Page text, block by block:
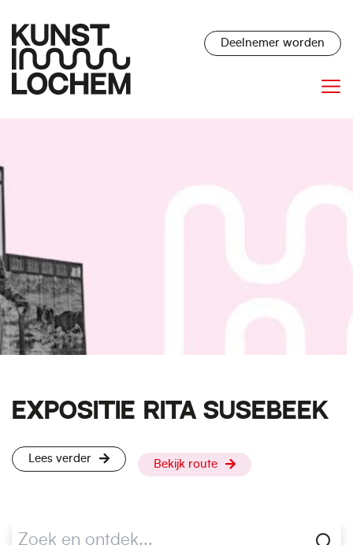
Deelnemer worden
EXPOSITIE RITA SUSEBEEK
Lees verder Bekijk route